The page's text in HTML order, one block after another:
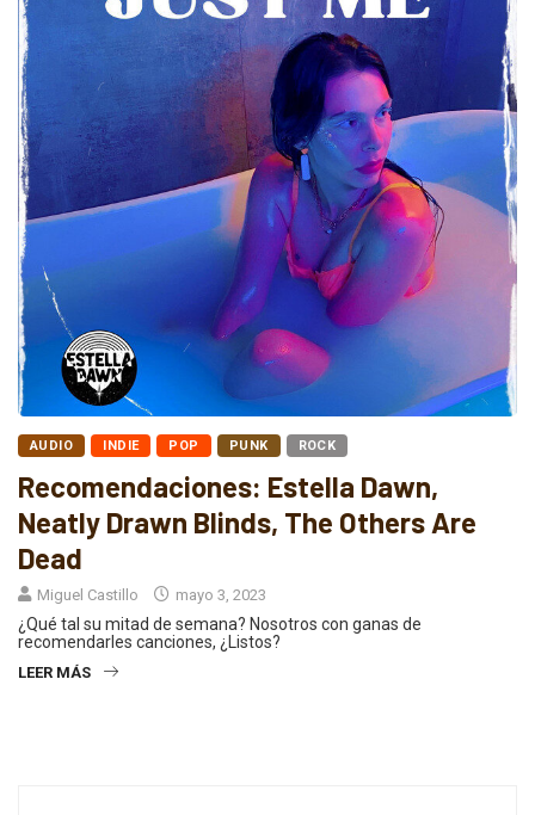
AUDIO INDIE POP PUNK ROCK
Recomendaciones: Estella Dawn,
Neatly Drawn Blinds, The Others Are
Dead
Miguel Castillo mayo 3, 2023
¿Qué tal su mitad de semana? Nosotros con ganas de
recomendarles canciones, ¿Listos?
LEER MÁS